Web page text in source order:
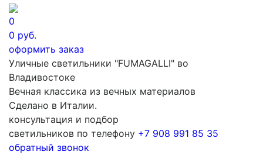
0
0 руб.
оформить заказ
Уличные светильники "FUMAGALLI" во
Владивостоке
Вечная классика из вечных материалов
Сделано в Италии.
консультация и подбор
светильников по телефону +7 908 991 85 35
обратный звонок